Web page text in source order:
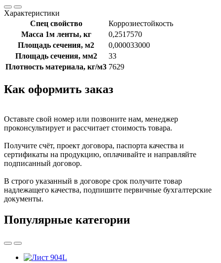
Характеристики
Спец свойство
Коррозиестойкость
Масса 1м ленты, кг
0,2517570
Площадь сечения, м2
0,000033000
Площадь сечения, мм2
33
Плотность материала, кг/м3 7629
Как оформить заказ
Оставьте свой номер или позвоните нам, менеджер
проконсультирует и рассчитает стоимость товара.
Получите счёт, проект договора, паспорта качества и
сертификаты на продукцию, оплачивайте и направляйте
подписанный договор.
В строго указанный в договоре срок получите товар
надлежащего качества, подпишите первичные бухгалтерские
документы.
Популярные категории